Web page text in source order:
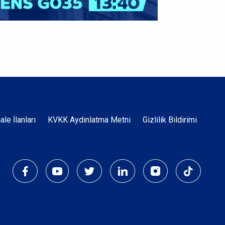
İlanları KVKK Aydınlatma Metni Gizlilik Bildirimi